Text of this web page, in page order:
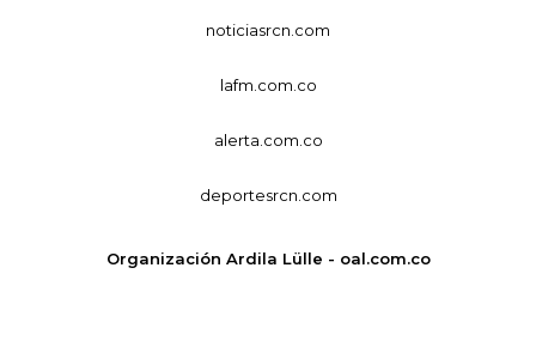
noticiasrcn.com
lafm.com.co
alerta.com.co
deportesrcn.com
Organización Ardila Lülle - oal.com.co